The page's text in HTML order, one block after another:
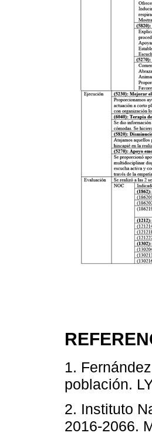
1.
población.
2. Instituto
2016-2066.